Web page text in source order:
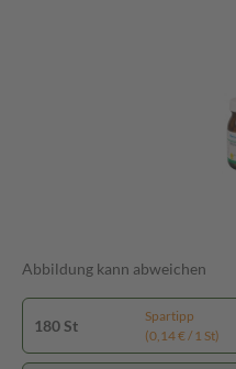
Abbildung kann abweichen
180 St
Spartipp
(0,14 € / 1 St)